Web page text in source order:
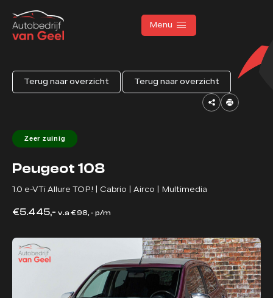
Menu
Vacatures
Contact
Terug naar overzicht Terug naar overzicht
Zeer zuinig
Peugeot 108
1.0 e-VTi Allure TOP! | Cabrio | Airco | Multimedia
€5.445,-v.a € 98,- p/m